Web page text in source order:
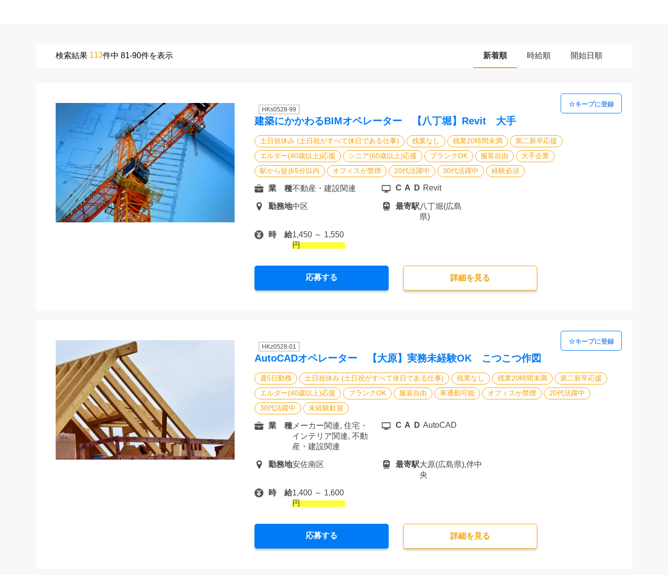
検索結果 113件中 81-90件を表示 新着順 時給順 開始日順
HKs0528-99
建築にかかわるBIMオペレーター 【八丁堀】Revit 大手
土日祝休み (土日祝がすべて休日である仕事) 残業なし 残業20時間未満
第二新卒応援
エルダー(40歳以上)応援
シニア(60歳以上)応援 ブランクOK 服装自由
大手企業
駅から徒歩5分以内
オフィスが禁煙 20代活躍中 30代活躍中 経験必須
業 種不動産・建設関連 CAD Revit
勤務地中区 最寄駅八丁堀(広島
県)
時 給1,450 ～ 1,550
円
応募する 詳細を⾒る
HKz0528-01
AutoCADオペレーター 【大原】実務未経験OK こつこつ作図
週5日勤務 土日祝休み (土日祝がすべて休日である仕事) 残業なし 残業20時間未満
第二新卒応援
エルダー(40歳以上)応援
ブランクOK 服装自由 車通勤可能 オフィスが禁煙
20代活躍中
30代活躍中
未経験歓迎
業 種 メーカー関連, 住宅・
インテリア関連, 不動
産・建設関連
CADAutoCAD
勤務地安佐南区 最寄駅大原(広島県),伴中
央
時 給1,400 ～ 1,600
円
応募する 詳細を⾒る